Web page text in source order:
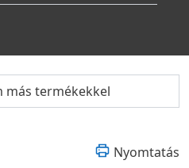
más termékekkel
Nyomtatás